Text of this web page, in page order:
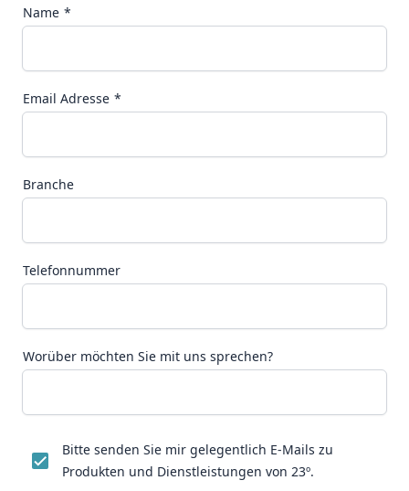
Name
Email Adresse
Branche
Telefonnummer
Worüber möchten Sie mit uns sprechen?
Bitte senden Sie mir gelegentlich E-Mails zu
Produkten und Dienstleistungen von 23º.